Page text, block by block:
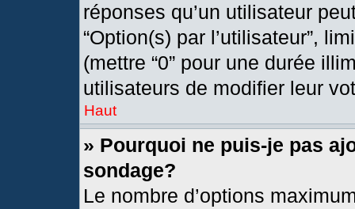
réponses qu’un utilisateur
“Option(s) par l’utilisateur”,
(mettre “0” pour une durée
utilisateurs de modifier leur
Haut
» Pourquoi ne puis-je pas
sondage?
Le nombre d’options